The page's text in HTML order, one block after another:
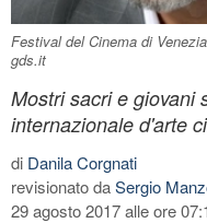
Festival del Cinema di
gds.it
Mostri sacri e giovani
internazionale d'arte
di Danila Corgnati
revisionato daSergio
29 agosto 2017 alle ore